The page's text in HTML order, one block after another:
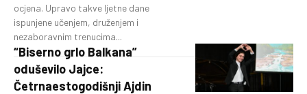
ocjena. Upravo takve ljetne dane
ispunjene učenjem, druženjem i
nezaboravnim trenucima...
“Biserno grlo Balkana”
oduševilo Jajce:
Četrnaestogodišnji Ajdin